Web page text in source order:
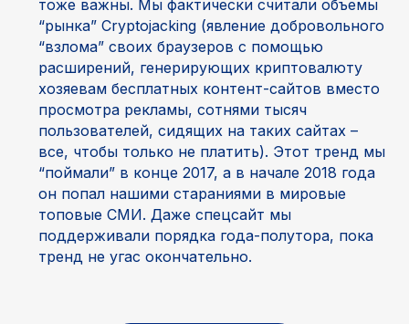
тоже важны. Мы фактически считали объемы
“рынка” Cryptojacking (явление добровольного
“взлома” своих браузеров с помощью
расширений, генерирующих криптовалюту
хозяевам бесплатных контент-сайтов вместо
просмотра рекламы, сотнями тысяч
пользователей, сидящих на таких сайтах –
все, чтобы только не платить). Этот тренд мы
“поймали” в конце 2017, а в начале 2018 года
он попал нашими стараниями в мировые
топовые СМИ. Даже спецсайт мы
поддерживали порядка года-полутора, пока
тренд не угас окончательно.